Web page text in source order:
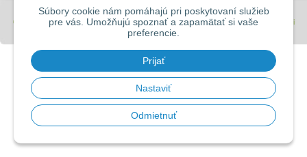
Súbory cookie nám pomáhajú pri poskytovaní služieb
pre vás. Umožňujú spoznať a zapamätať si vaše
preferencie.
Prijať
Nastaviť
Odmietnuť
© 2026 Stavebniny - DUMA •tvorba eshopu cez UNIobchod,webhostingspoločnosti
WEBYGROUP